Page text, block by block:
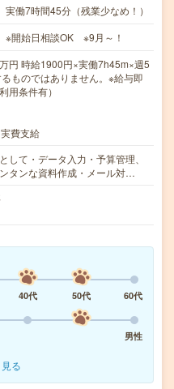
働7時間45分（残業少なめ！）
開始日相談OK ※9月～！
時給1900円×実働7h45m×週5
ものではありません。※給与即
用条件有）
費支給
して・データ入力・予算管理、
タンな資料作成・メール対…
40代 50代
60代
男性
る